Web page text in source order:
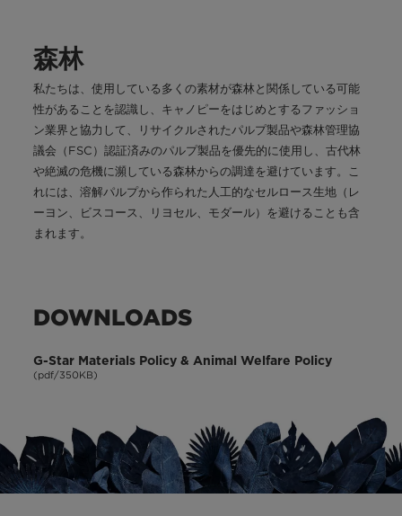
森林
私たちは、使用している多くの素材が森林と関係している可能
性があることを認識し、キャノピーをはじめとするファッショ
ン業界と協力して、リサイクルされたパルプ製品や森林管理協
議会（FSC）認証済みのパルプ製品を優先的に使用し、古代林
や絶滅の危機に瀕している森林からの調達を避けています。こ
れには、溶解パルプから作られた人工的なセルロース生地（レ
ーヨン、ビスコース、リヨセル、モダール）を避けることも含
まれます。
DOWNLOADS
G-Star Materials Policy & Animal Welfare Policy
(pdf/350KB)